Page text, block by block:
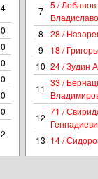
4
0
0
0
0
0
0
2
7
5 / Лобанов
8
28 /
9
18 /
10 24 / Зудин
11
33 /
12
71 /
13 14 /